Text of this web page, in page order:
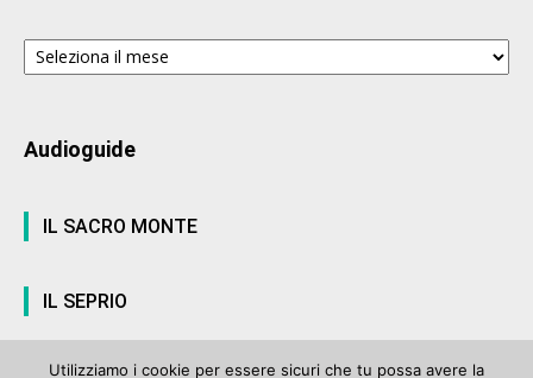
Archivi
Audioguide
IL SACRO MONTE
IL SEPRIO
Utilizziamo i cookie per essere sicuri che tu possa avere la